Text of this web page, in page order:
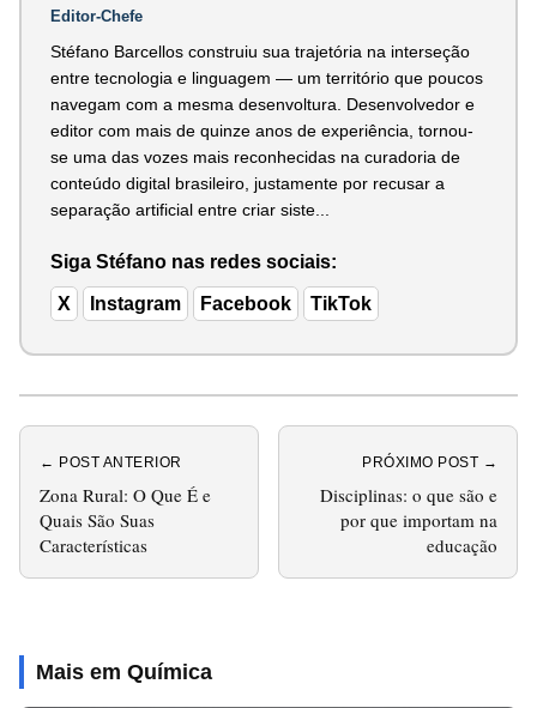
Editor-Chefe
Stéfano Barcellos construiu sua trajetória na interseção
entre tecnologia e linguagem — um território que poucos
navegam com a mesma desenvoltura. Desenvolvedor e
editor com mais de quinze anos de experiência, tornou-
se uma das vozes mais reconhecidas na curadoria de
conteúdo digital brasileiro, justamente por recusar a
separação artificial entre criar siste...
Siga Stéfano nas redes sociais:
X Instagram Facebook TikTok
← POST ANTERIOR
Zona Rural: O Que É e
Quais São Suas
Características
PRÓXIMO POST →
Disciplinas: o que são e
por que importam na
educação
Mais em Química